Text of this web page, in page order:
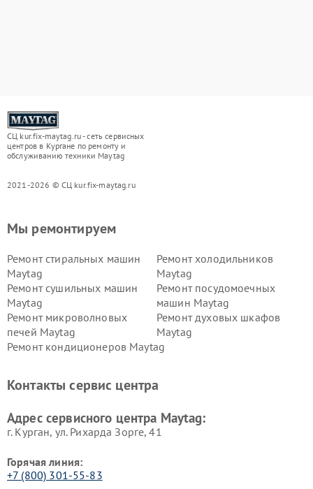
СЦ kur.fix-maytag.ru - сеть сервисных
центров в Кургане по ремонту и
обслуживанию техники Maytag
2021-2026 © СЦ kur.fix-maytag.ru
Мы ремонтируем
Ремонт стиральных машин
Maytag
Ремонт холодильников
Maytag
Ремонт сушильных машин
Maytag
Ремонт посудомоечных
машин Maytag
Ремонт микроволновых
печей Maytag
Ремонт духовых шкафов
Maytag
Ремонт кондиционеров Maytag
Контакты сервис центра
Адрес сервисного центра Maytag:
г. Курган, ул. Рихарда Зорге, 41
Горячая линия:
+7 (800) 301-55-83